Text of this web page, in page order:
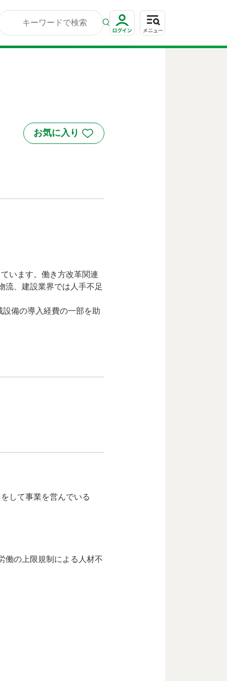
います。働き方改革関連
流、建設業界では人手不足
備の導入経費の一部を助
して事業を営んでいる
働の上限規制による人材不